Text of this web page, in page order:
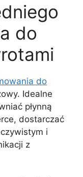
do
do
Idealne
płynną
dostarczać
i
z